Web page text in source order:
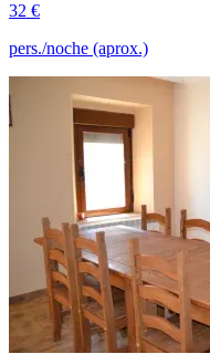
32 €
pers./noche (aprox.)